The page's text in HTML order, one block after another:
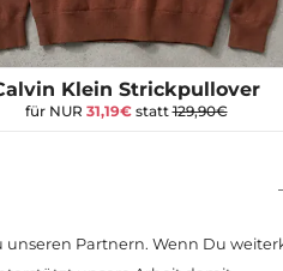
Klein Strickpullover
für NUR 31,19€statt129,90€
unseren Partnern. Wenn Du